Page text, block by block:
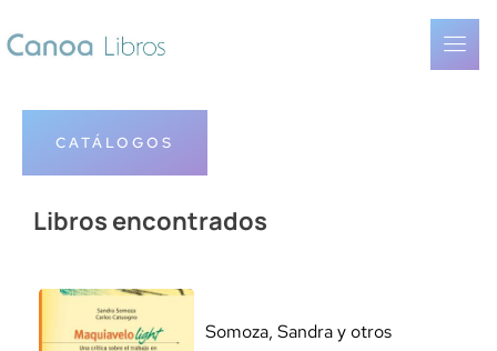
CATÁLOGOS
Libros encontrados
Somoza, Sandra y otros